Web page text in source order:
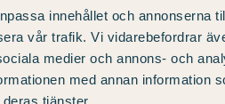
innehållet och annonserna
vår trafik. Vi vidarebefordrar
medier och annons- och
med annan information
tjänster.